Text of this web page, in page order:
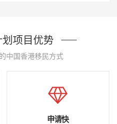
项目优势
中国香港移民方式
申请快